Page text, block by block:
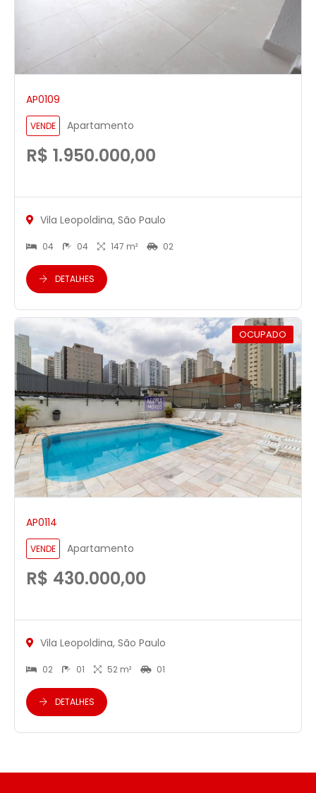
AP0109
VENDE Apartamento
R$ 1.950.000,00
Vila Leopoldina, São Paulo
04 04 147 m² 02
DETALHES
OCUPADO
AP0114
VENDE Apartamento
R$ 430.000,00
Vila Leopoldina, São Paulo
02 01 52 m² 01
DETALHES